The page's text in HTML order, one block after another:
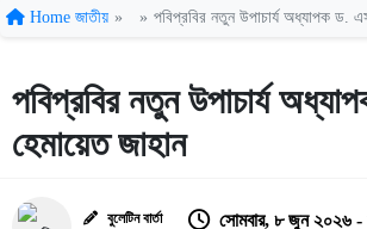
Home জাতীয় » » পবিপ্রবির নতুন উপাচার্য অধ্যাপক ড.
পবিপ্রবির নতুন উপাচার্য
হেমায়েত জাহান
বুলেটিন বার্তা সোমবার, ৮ জুন ২০২৬